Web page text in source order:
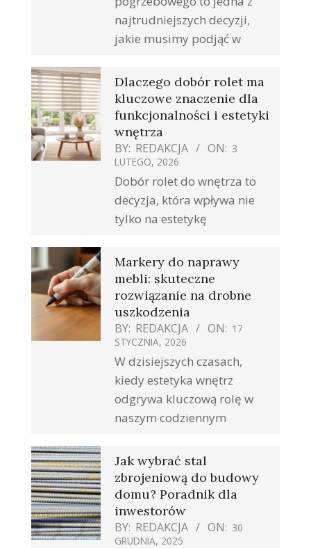
najtrudniejszych decyzji,
jakie musimy podjąć w
Dlaczego dobór rolet ma
kluczowe znaczenie dla
funkcjonalności i estetyki
wnętrza
BY: REDAKCJA ON: 3
LUTEGO, 2026
Dobór rolet do wnętrza to
decyzja, która wpływa nie
tylko na estetykę
Markery do naprawy
mebli: skuteczne
rozwiązanie na drobne
uszkodzenia
BY: REDAKCJA ON: 17
STYCZNIA, 2026
W dzisiejszych czasach,
kiedy estetyka wnętrz
odgrywa kluczową rolę w
naszym codziennym
Jak wybrać stal
zbrojeniową do budowy
domu? Poradnik dla
inwestorów
BY: REDAKCJA ON: 30
GRUDNIA, 2025